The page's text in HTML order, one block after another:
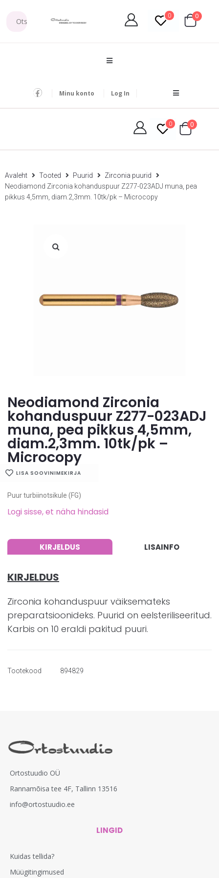
0 0
Minu konto Log In
0 0
Avaleht Tooted Puurid
Zirconia puurid
Neodiamond Zirconia kohanduspuur Z277-023ADJ muna, pea
pikkus 4,5mm, diam.2,3mm. 10tk/pk – Microcopy
Neodiamond Zirconia
kohanduspuur Z277-023ADJ
muna, pea pikkus 4,5mm,
diam.2,3mm. 10tk/pk –
Microcopy
LISA SOOVINIMEKIRJA
Puur turbiinotsikule (FG)
Logi sisse, et näha hindasid
KIRJELDUS LISAINFO
KIRJELDUS
Zirconia kohanduspuur väiksemateks
preparatsioonideks. Puurid on eelsteriliseeritud.
Karbis on 10 eraldi pakitud puuri.
Tootekood 894829
Ortostuudio OÜ
Rannamõisa tee 4F, Tallinn 13516
info@ortostuudio.ee
LINGID
Kuidas tellida?
Müügitingimused